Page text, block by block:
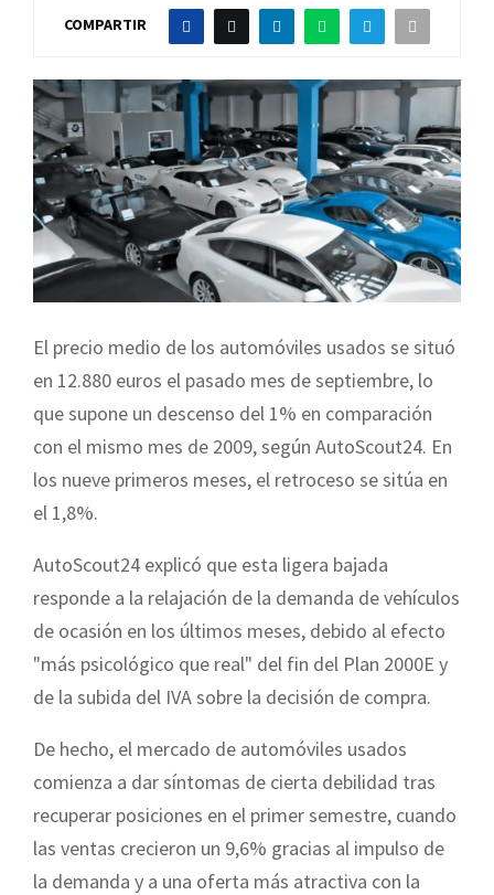
COMPARTIR
El precio medio de los automóviles usados se situó
en 12.880 euros el pasado mes de septiembre, lo
que supone un descenso del 1% en comparación
con el mismo mes de 2009, según AutoScout24. En
los nueve primeros meses, el retroceso se sitúa en
el 1,8%.
AutoScout24 explicó que esta ligera bajada
responde a la relajación de la demanda de vehículos
de ocasión en los últimos meses, debido al efecto
"más psicológico que real" del fin del Plan 2000E y
de la subida del IVA sobre la decisión de compra.
De hecho, el mercado de automóviles usados
comienza a dar síntomas de cierta debilidad tras
recuperar posiciones en el primer semestre, cuando
las ventas crecieron un 9,6% gracias al impulso de
la demanda y a una oferta más atractiva con la